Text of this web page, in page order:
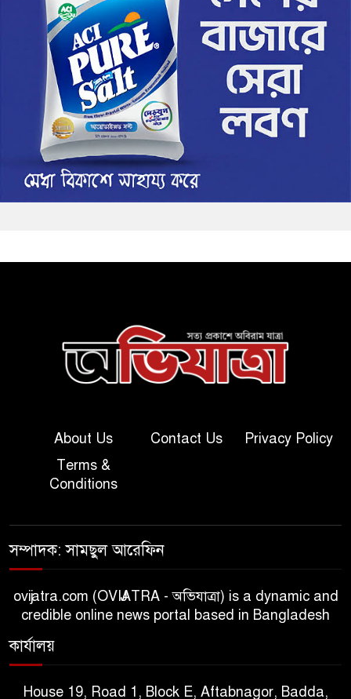
About Us Contact Us
Privacy Policy
Terms &
Conditions
সম্পাদক: সামছুল আরেফিন
ovijatra.com (OVIJATRA - অভিযাত্রা) is a dynamic and
credible online news portal based in Bangladesh
কার্যালয়
House 19, Road 1, Block E, Aftabnagor, Badda,